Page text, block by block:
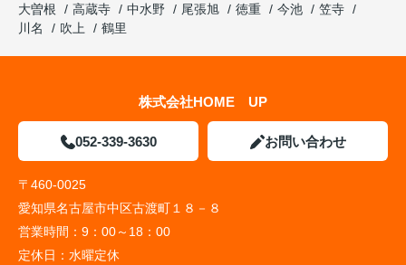
大曽根
高蔵寺 中水野 尾張旭 徳重 今池
笠寺
川名
吹上 鶴里
株式会社HOME UP
052-339-3630 お問い合わせ
〒460-0025
愛知県名古屋市中区古渡町１８－８
営業時間： 9：00～18：00
定休日： 水曜定休